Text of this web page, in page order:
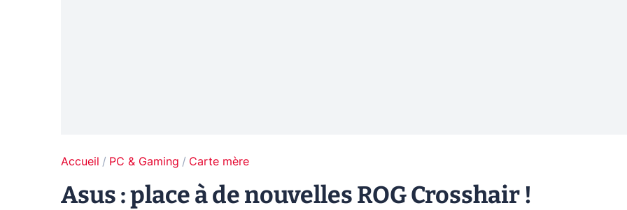
Accueil PC & Gaming Carte mère
Asus : place à de nouvelles ROG Crosshair !